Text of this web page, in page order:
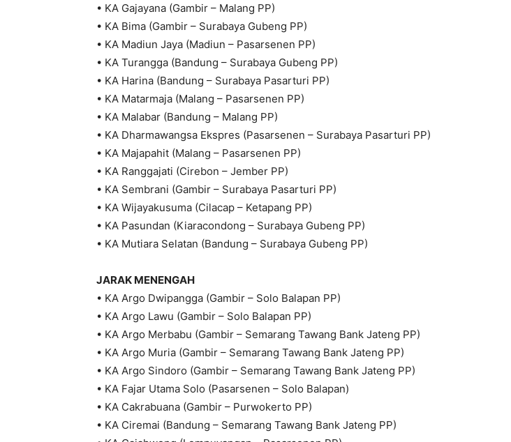
• KA Gajayana (Gambir – Malang PP)
• KA Bima (Gambir – Surabaya Gubeng PP)
• KA Madiun Jaya (Madiun – Pasarsenen PP)
• KA Turangga (Bandung – Surabaya Gubeng PP)
• KA Harina (Bandung – Surabaya Pasarturi PP)
• KA Matarmaja (Malang – Pasarsenen PP)
• KA Malabar (Bandung – Malang PP)
• KA Dharmawangsa Ekspres (Pasarsenen – Surabaya Pasarturi PP)
• KA Majapahit (Malang – Pasarsenen PP)
• KA Ranggajati (Cirebon – Jember PP)
• KA Sembrani (Gambir – Surabaya Pasarturi PP)
• KA Wijayakusuma (Cilacap – Ketapang PP)
• KA Pasundan (Kiaracondong – Surabaya Gubeng PP)
• KA Mutiara Selatan (Bandung – Surabaya Gubeng PP)
JARAK MENENGAH
• KA Argo Dwipangga (Gambir – Solo Balapan PP)
• KA Argo Lawu (Gambir – Solo Balapan PP)
• KA Argo Merbabu (Gambir – Semarang Tawang Bank Jateng PP)
• KA Argo Muria (Gambir – Semarang Tawang Bank Jateng PP)
• KA Argo Sindoro (Gambir – Semarang Tawang Bank Jateng PP)
• KA Fajar Utama Solo (Pasarsenen – Solo Balapan)
• KA Cakrabuana (Gambir – Purwokerto PP)
• KA Ciremai (Bandung – Semarang Tawang Bank Jateng PP)